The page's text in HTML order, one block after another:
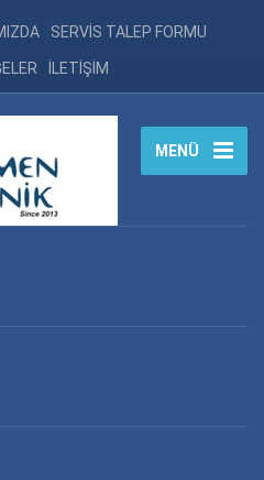
SERVİS TALEP FORMU
İLETİŞİM
MENÜ